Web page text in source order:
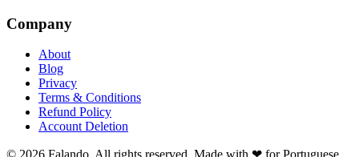
Company
About
Blog
Privacy
Terms & Conditions
Refund Policy
Account Deletion